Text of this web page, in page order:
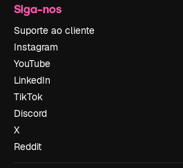
Siga-nos
Suporte ao cliente
Instagram
YouTube
LinkedIn
TikTok
Discord
X
Reddit